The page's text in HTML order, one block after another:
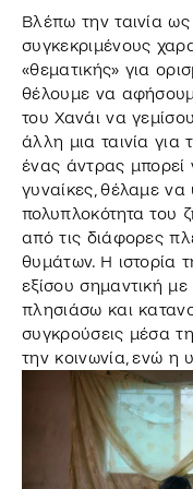
Βλέπω την ταινία ως
συγκεκριμένους
«θεματικής» για
θέλουμε να
του Χανάι να
άλλη μια ταινία για
ένας άντρας μπορεί
γυναίκες, θέλαμε
πολυπλοκότητα του
από τις διάφορες
θυμάτων. Η ιστορία
εξίσου σημαντική
πλησιάσω και
συγκρούσεις μέσα
την κοινωνία, ενώ